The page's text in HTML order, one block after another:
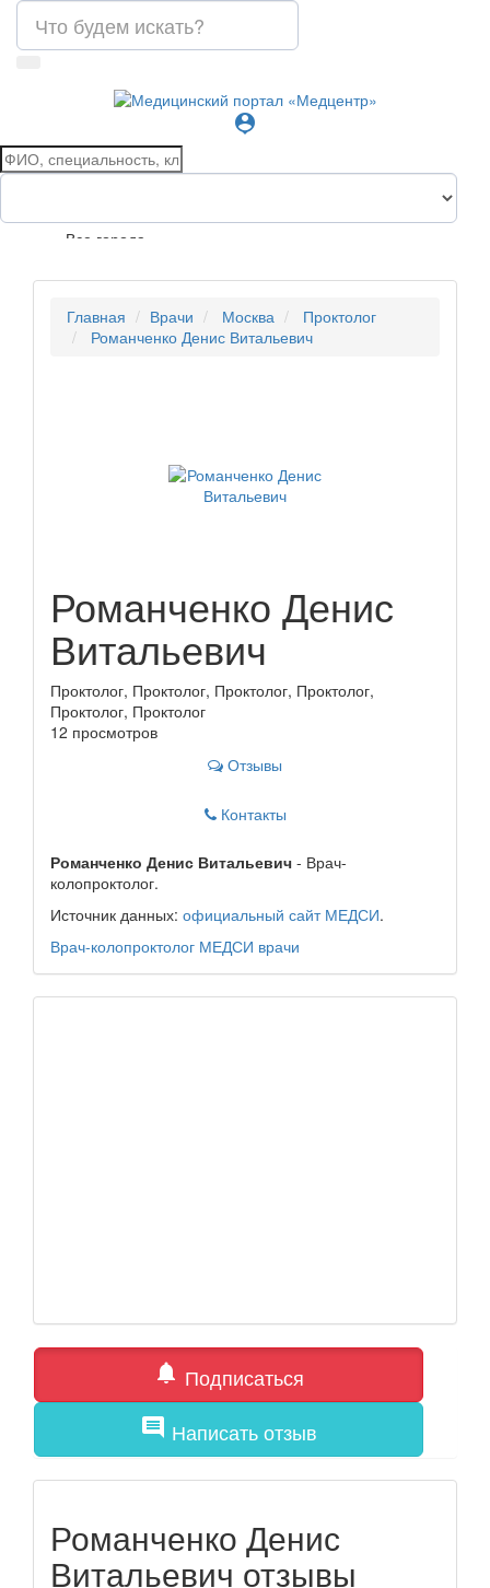
person_pin
Все города
Главная Врачи Москва
Проктолог
Романченко Денис Витальевич
Романченко Денис
Витальевич
Проктолог, Проктолог, Проктолог, Проктолог,
Проктолог, Проктолог
12 просмотров
Отзывы
Контакты
Романченко Денис Витальевич - Врач-
колопроктолог.
Источник данных: официальный сайт МЕДСИ.
Врач-колопроктолог МЕДСИ врачи
notifications Подписаться
comment Написать отзыв
Романченко Денис
Витальевич отзывы